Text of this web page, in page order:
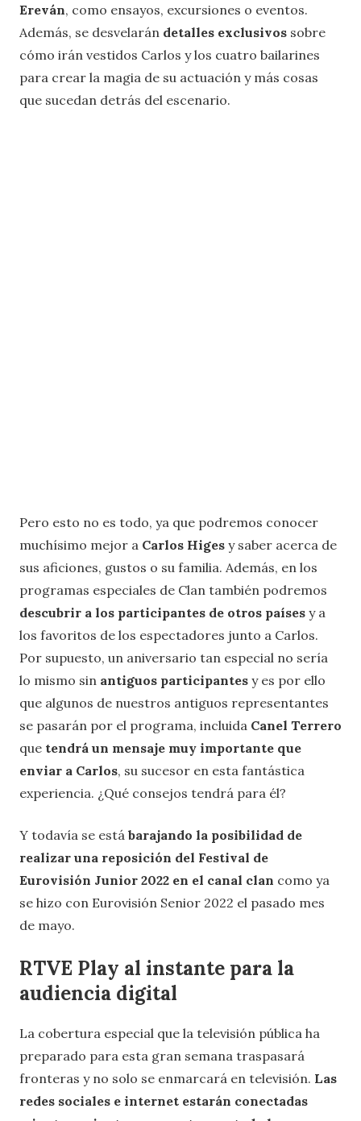
Ereván, como ensayos, excursiones o eventos.
Además, se desvelarán detalles exclusivos sobre
cómo irán vestidos Carlos y los cuatro bailarines
para crear la magia de su actuación y más cosas
que sucedan detrás del escenario.
Pero esto no es todo, ya que podremos conocer
muchísimo mejor a Carlos Higes y saber acerca de
sus aficiones, gustos o su familia. Además, en los
programas especiales de Clan también podremos
descubrir a los participantes de otros países y a
los favoritos de los espectadores junto a Carlos.
Por supuesto, un aniversario tan especial no sería
lo mismo sin antiguos participantes y es por ello
que algunos de nuestros antiguos representantes
se pasarán por el programa, incluida Canel Terrero
que tendrá un mensaje muy importante que
enviar a Carlos, su sucesor en esta fantástica
experiencia. ¿Qué consejos tendrá para él?
Y todavía se está barajando la posibilidad de
realizar una reposición del Festival de
Eurovisión Junior 2022 en el canal clan como ya
se hizo con Eurovisión Senior 2022 el pasado mes
de mayo.
RTVE Play al instante para la
audiencia digital
La cobertura especial que la televisión pública ha
preparado para esta gran semana traspasará
fronteras y no solo se enmarcará en televisión. Las
redes sociales e internet estarán conectadas